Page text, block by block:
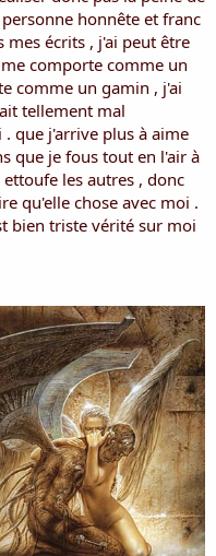
honnête et franc
mes écrits , j'ai peut être
comporte comme un
comme un gamin , j'ai
tellement mal
que j'arrive plus à aime
que je fous tout en l'air à
les autres , donc
qu'elle chose avec moi .
bien triste vérité sur moi